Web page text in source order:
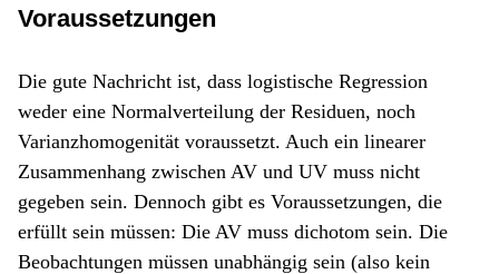
Voraussetzungen
Die gute Nachricht ist, dass logistische Regression
weder eine Normalverteilung der Residuen, noch
Varianzhomogenität voraussetzt. Auch ein linearer
Zusammenhang zwischen AV und UV muss nicht
gegeben sein. Dennoch gibt es Voraussetzungen, die
erfüllt sein müssen: Die AV muss dichotom sein. Die
Beobachtungen müssen unabhängig sein (also kein